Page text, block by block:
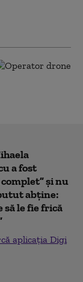
a fost
și nu
abține:
să le fie frică
aplicația Digi